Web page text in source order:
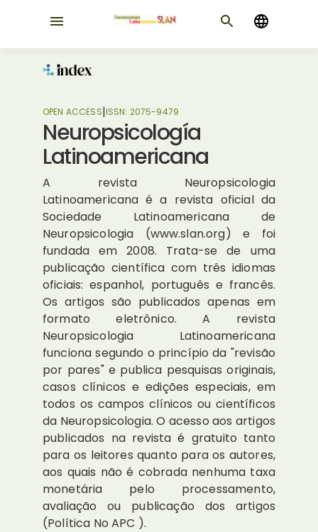
OPEN ACCESS|ISSN: 2075-9479
Neuropsicología
Latinoamericana
A revista Neuropsicologia
Latinoamericana é a revista oficial da
Sociedade Latinoamericana de
Neuropsicologia (www.slan.org) e foi
fundada em 2008. Trata-se de uma
publicação científica com três idiomas
oficiais: espanhol, português e francês.
Os artigos são publicados apenas em
formato eletrônico. A revista
Neuropsicologia Latinoamericana
funciona segundo o princípio da "revisão
por pares" e publica pesquisas originais,
casos clínicos e edições especiais, em
todos os campos clínicos ou científicos
da Neuropsicologia. O acesso aos artigos
publicados na revista é gratuito tanto
para os leitores quanto para os autores,
aos quais não é cobrada nenhuma taxa
monetária pelo processamento,
avaliação ou publicação dos artigos
(Política No APC ).